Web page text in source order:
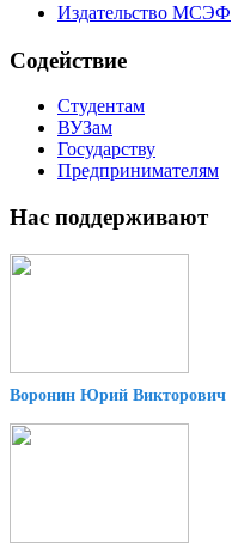
Издательство МСЭФ
Содействие
Студентам
ВУЗам
Государству
Предпринимателям
Нас поддерживают
Воронин Юрий Викторович